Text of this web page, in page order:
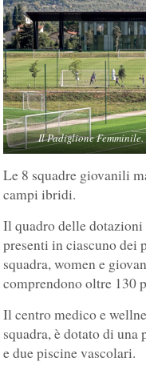
Il Padiglione Femminile.
Le 8 squadre giovanili
campi ibridi.
Il quadro delle
presenti in ciascuno dei
squadra, women e
comprendono oltre 130
Il centro medico e
squadra, è dotato di
e due piscine vascolari.